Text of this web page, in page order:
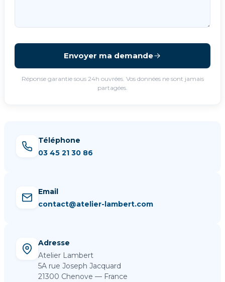
Envoyer ma demande
Réponse garantie sous 24h ouvrées. Vos données ne sont jamais
partagées.
Téléphone
03 45 21 30 86
Email
contact@atelier-lambert.com
Adresse
Atelier Lambert
5A rue Joseph Jacquard
21300 Chenove — France